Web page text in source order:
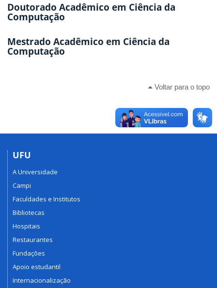
Doutorado Acadêmico em Ciência da
Computação
Mestrado Acadêmico em Ciência da
Computação
Voltar para o topo
UFU
A Universidade
Campi
Faculdades e Institutos
Bibliotecas
Hospitais
Restaurantes
Fundações
Apoio estudantil
Internacionalização